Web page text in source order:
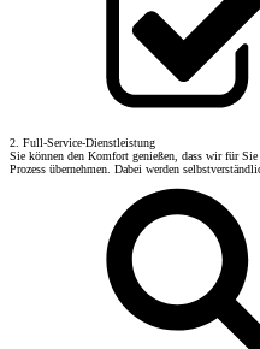
2. Full-Service-Dienstleistung
Sie können den Komfort genießen, dass wir für
Prozess übernehmen. Dabei werden